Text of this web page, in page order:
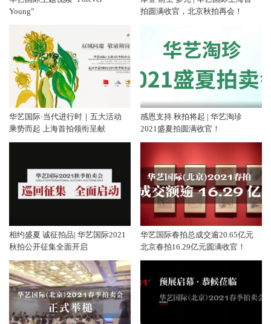
Young”
拍圆满收官，北京秋拍再会！
华艺国际·当代进行时｜五大活动
乘势而起 上海首拍领衔呈献
感恩支持 秋拍将起 | 华艺淘珍
2021盛夏拍圆满收官！
相约盛夏 诚征拍品| 华艺国际2021
秋拍公开征集全面开启
华艺国际春拍总成交逾20.65亿元
北京春拍16.29亿元圆满收官！